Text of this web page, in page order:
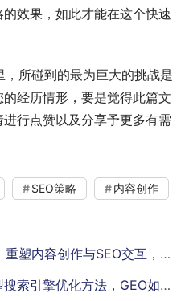
效果，如此才能在这个快速
所碰到的最为巨大的挑战是
经历情形，要是觉得此篇文
行点赞以及分享予更多有需
SEO策略
内容创作
作与SEO交互，成数字营销核心竞争力
优化方法，GEO如何提升内容质量？